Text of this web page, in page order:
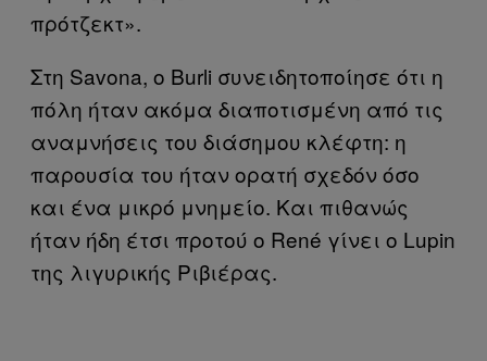
πρότζεκτ».
Στη Savona, ο Burli συνειδητοποίησε ότι η
πόλη ήταν ακόμα διαποτισμένη από τις
αναμνήσεις του διάσημου κλέφτη: η
παρουσία του ήταν ορατή σχεδόν όσο
και ένα μικρό μνημείο. Και πιθανώς
ήταν ήδη έτσι προτού ο René γίνει ο Lupin
της λιγυρικής Ριβιέρας.